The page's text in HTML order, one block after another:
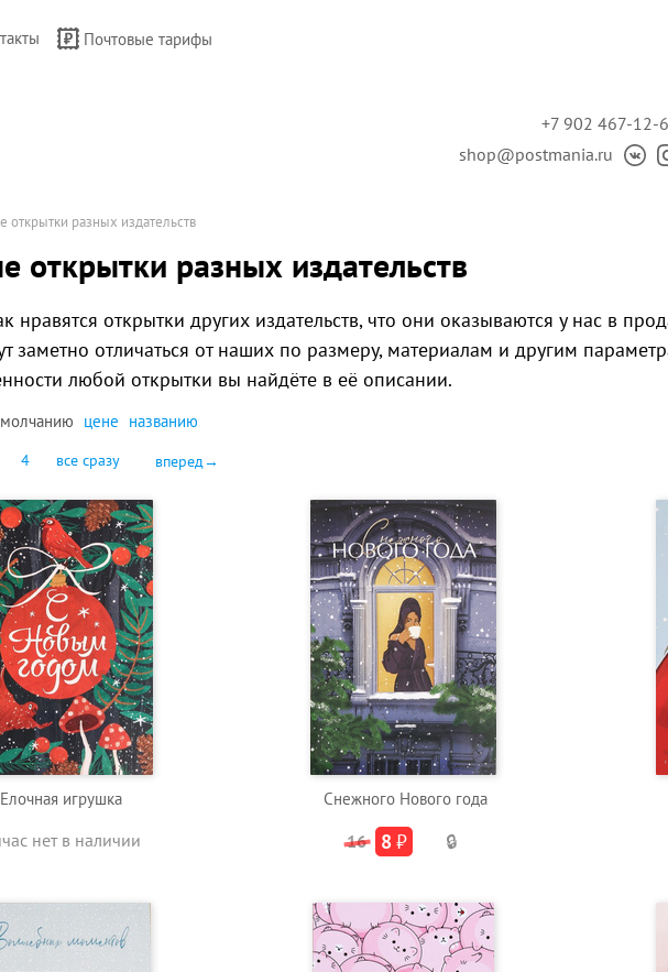
Почтовые тарифы
+7 902 467-12-
shop@postmania.ru
открытки разных издательств
открытки разных издательств
нравятся открытки других издательств, что они оказываются у нас в
заметно отличаться от наших по размеру, материалам и другим
любой открытки вы найдёте в её описании.
цене названию
4 все сразу вперед→
Елочная игрушка
нет в наличии
Снежного Нового года
16 8 ₽ 🔒